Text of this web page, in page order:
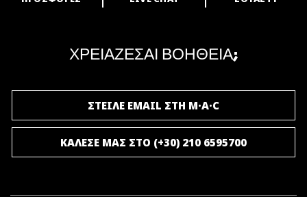
ARE YOU A M·A·C LOVER?
ΧΡΕΙΑΖΕΣΑΙ ΒΟΗΘΕΙΑ;
ΣΤΕΙΛΕ EMAIL ΣΤΗ M·A·C
ΚΑΛΕΣΕ ΜΑΣ ΣΤΟ (+30) 210 6595700